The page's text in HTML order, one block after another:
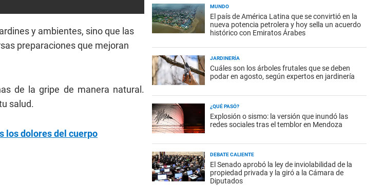
y ambientes, sino que las
preparaciones que mejoran
de la gripe de manera natural.
salud.
los dolores del cuerpo
MUNDO
El país de América Latina que se convirtió en la
nueva potencia petrolera y hoy sella un acuerdo
histórico con Emiratos Árabes
JARDINERÍA
Cuáles son los árboles frutales que se deben
podar en agosto, según expertos en jardinería
¿QUÉ PASÓ?
Explosión o sismo: la versión que inundó las
redes sociales tras el temblor en Mendoza
DEBATE CALIENTE
El Senado aprobó la ley de inviolabilidad de la
propiedad privada y la giró a la Cámara de
Diputados